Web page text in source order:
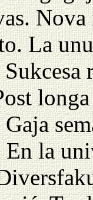
La
la